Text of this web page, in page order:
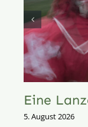
Eine
5. August 2026